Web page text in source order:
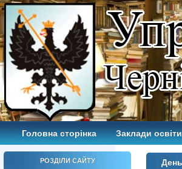
Головна сторінка Заклади
РОЗДІЛИ САЙТУ